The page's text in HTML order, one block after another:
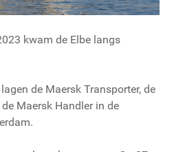
kwam de Elbe langs
de Maersk Transporter, de
Maersk Handler in de